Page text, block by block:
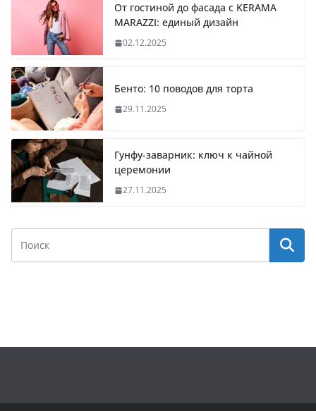
От гостиной до фасада с KERAMA
MARAZZI: единый дизайн
02.12.2025
Бенто: 10 поводов для торта
29.11.2025
Гунфу-заварник: ключ к чайной
церемонии
27.11.2025